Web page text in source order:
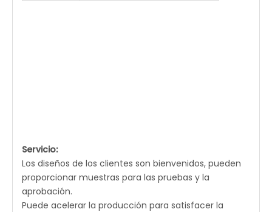
Servicio:
Los diseños de los clientes son bienvenidos, pueden
proporcionar muestras para las pruebas y la
aprobación.
Puede acelerar la producción para satisfacer la